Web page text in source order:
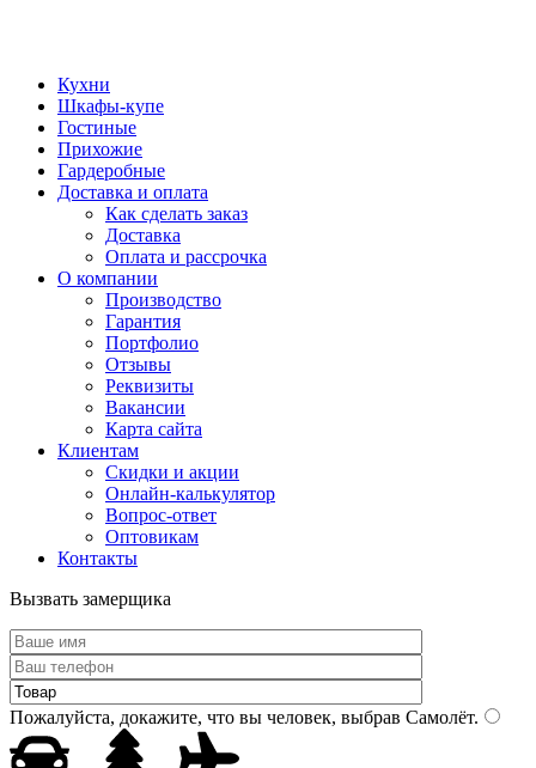
Кухни
Шкафы-купе
Гостиные
Прихожие
Гардеробные
Доставка и оплата
Как сделать заказ
Доставка
Оплата и рассрочка
О компании
Производство
Гарантия
Портфолио
Отзывы
Реквизиты
Вакансии
Карта сайта
Клиентам
Скидки и акции
Онлайн-калькулятор
Вопрос-ответ
Оптовикам
Контакты
Вызвать замерщика
Пожалуйста, докажите, что вы человек, выбрав Самолёт.